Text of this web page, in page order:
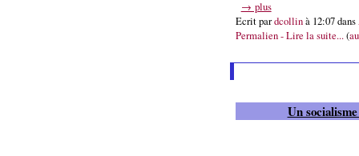
→ plus
Ecrit pardcollinà 12:07 dans
Permalien - Lire la suite...(
Un